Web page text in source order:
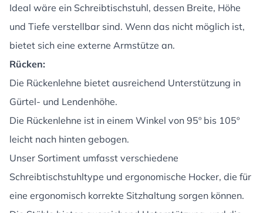
Ideal wäre ein Schreibtischstuhl, dessen Breite, Höhe
und Tiefe verstellbar sind. Wenn das nicht möglich ist,
bietet sich eine externe Armstütze an.
Rücken:
Die Rückenlehne bietet ausreichend Unterstützung in
Gürtel- und Lendenhöhe.
Die Rückenlehne ist in einem Winkel von 95º bis 105º
leicht nach hinten gebogen.
Unser Sortiment umfasst verschiedene
Schreibtischstuhltype und ergonomische Hocker, die für
eine ergonomisch korrekte Sitzhaltung sorgen können.